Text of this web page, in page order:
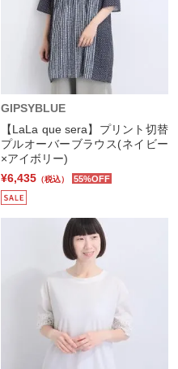
GIPSYBLUE
【LaLa que sera】プリント切替
プルオーバーブラウス(ネイビー
×アイボリー)
¥6,435 （税込） 55%OFF